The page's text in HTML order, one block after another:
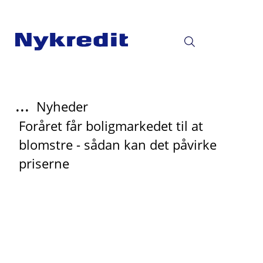
... Nyheder
Foråret får boligmarkedet til at
blomstre - sådan kan det påvirke
priserne